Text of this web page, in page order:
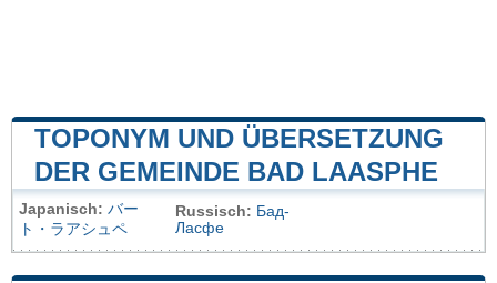
TOPONYM UND ÜBERSETZUNG
DER GEMEINDE BAD LAASPHE
Japanisch: バー
ト・ラアシュペ
Russisch: Бад-
Ласфе